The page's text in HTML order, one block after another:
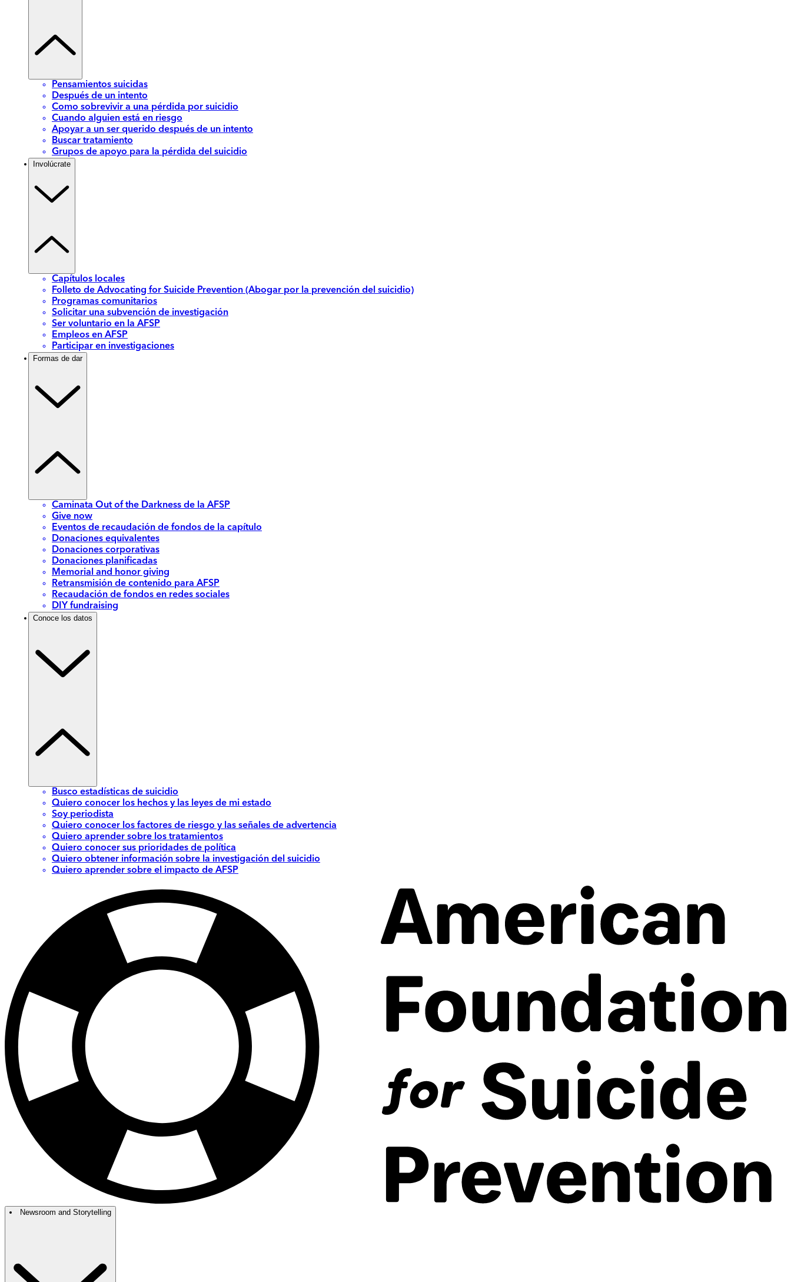
Pensamientos suicidas
Después de un intento
Como sobrevivir a una pérdida por suicidio
Cuando alguien está en riesgo
Apoyar a un ser querido después de un intento
Buscar tratamiento
Grupos de apoyo para la pérdida del suicidio
Involúcrate
Capítulos locales
Folleto de Advocating for Suicide Prevention (Abogar por la prevención del suicidio)
Programas comunitarios
Solicitar una subvención de investigación
Ser voluntario en la AFSP
Empleos en AFSP
Participar en investigaciones
Formas de dar
Caminata Out of the Darkness de la AFSP
Give now
Eventos de recaudación de fondos de la capítulo
Donaciones equivalentes
Donaciones corporativas
Donaciones planificadas
Memorial and honor giving
Retransmisión de contenido para AFSP
Recaudación de fondos en redes sociales
DIY fundraising
Conoce los datos
Busco estadísticas de suicidio
Quiero conocer los hechos y las leyes de mi estado
Soy periodista
Quiero conocer los factores de riesgo y las señales de advertencia
Quiero aprender sobre los tratamientos
Quiero conocer sus prioridades de política
Quiero obtener información sobre la investigación del suicidio
Quiero aprender sobre el impacto de AFSP
Newsroom and Storytelling